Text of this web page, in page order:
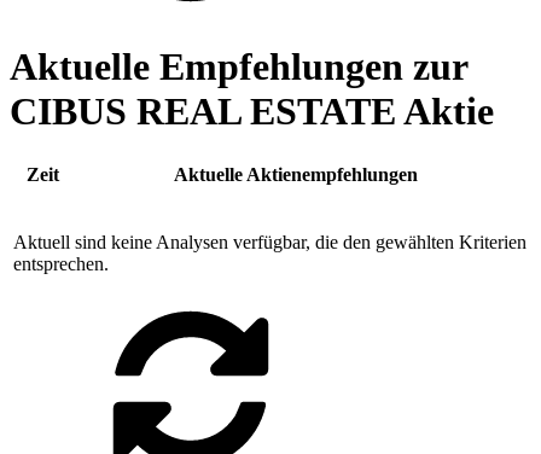
Aktuelle Empfehlungen zur
CIBUS REAL ESTATE Aktie
Zeit Aktuelle Aktienempfehlungen
Aktuell sind keine Analysen verfügbar, die den gewählten Kriterien
entsprechen.